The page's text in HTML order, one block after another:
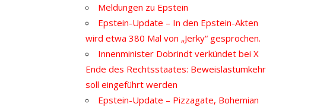
Meldungen zu Epstein
Epstein-Update – In den Epstein-Akten
wird etwa 380 Mal von „Jerky“ gesprochen.
Innenminister Dobrindt verkündet bei X
Ende des Rechtsstaates: Beweislastumkehr
soll eingeführt werden
Epstein-Update – Pizzagate, Bohemian